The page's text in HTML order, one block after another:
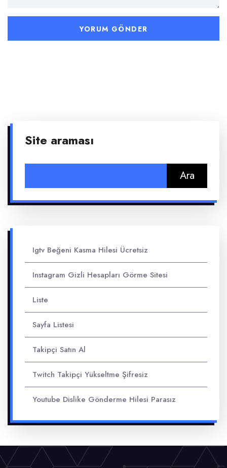
Site araması
Igtv Beğeni Kasma Hilesi Ücretsiz
Instagram Gizli Hesapları Görme Sitesi
Liste
Sayfa Listesi
Takipçi Satın Al
Twitch Takipçi Yükseltme Şifresiz
Youtube Dislike Gönderme Hilesi Parasız